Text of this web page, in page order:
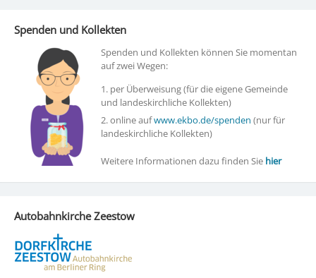
Spenden und Kollekten
Spenden und Kollekten können Sie momentan
auf zwei Wegen:
1. per Überweisung (für die eigene Gemeinde
und landeskirchliche Kollekten)
2. online aufwww.ekbo.de/spenden (nur für
landeskirchliche Kollekten)
Weitere Informationen dazu finden Sie hier
Autobahnkirche Zeestow